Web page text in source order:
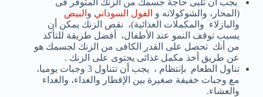
يجب أن تلبى حاجة جسمك من الزنك المتوفر فى
( المحار، والشوكولاته و الفول السوداني و البيض
والبازلاء والمكملات الغذائية)، نقص الزنك يمكن أن
يسبب توقف النمو عند الأطفال، أفضل طريقة للتأكد
من أنك تحصل على القدر الكافى من الزنك لجسمك هو
عن طريق أخذ مكمل غذائى يحتوى على الزنك .
تناول الطعام بإنتظام ، يجب أن تتناول 3 و
جبات يوميا،
مع وجبات خفيفة صغيرة بين الإفطار والغداء، والغداء
والعشاء.